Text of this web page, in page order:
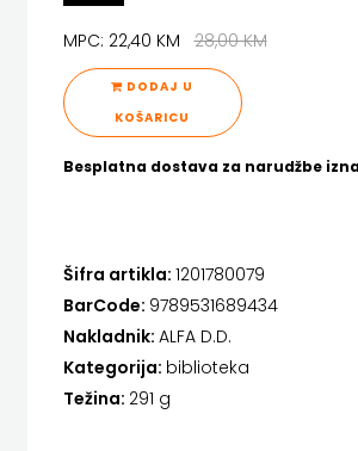
FIGULUS
FOKUS
KOMUNIKACIJE
FORUM
FRAM
ZIRAL
GLAS
Hrvatska sveučilišna naklada
JELENA ROZIĆ
KATARINA ZRINSKI
KNJIŽEVNA ZAKLADA FRA GRGO MARTIĆ
KONCEPT IZADAVAŠTVO
KONCEPT IZDAVAŠTVO
KRŠĆANSKA SADAŠNJOST
MPC: 22,40 KM28,00 KM
DODAJ U
KOŠARICU
Besplatna dostava za narudžbe
Šifra artikla: 1201780079
BarCode: 9789531689434
Nakladnik: ALFA D.D.
Kategorija: biblioteka
Težina: 291 g